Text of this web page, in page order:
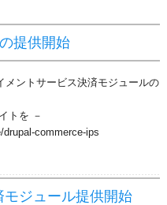
提供開始
メントサービス決済モジュールの
トを －
commerce-ips
ジュール提供開始